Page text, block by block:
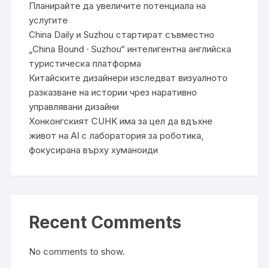
Планирайте да увеличите потенциала на
услугите
China Daily и Suzhou стартират съвместно
„China Bound · Suzhou“ интелигентна английска
туристическа платформа
Китайските дизайнери изследват визуалното
разказване на истории чрез наративно
управлявани дизайни
Хонконгският CUHK има за цел да вдъхне
живот на AI с лаборатория за роботика,
фокусирана върху хуманоиди
Recent Comments
No comments to show.